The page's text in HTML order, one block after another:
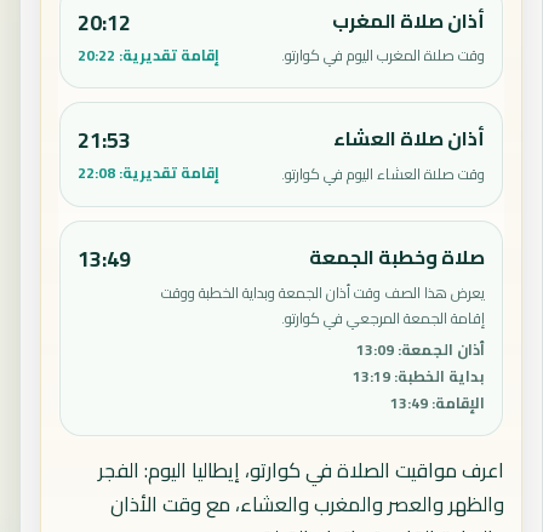
أذان صلاة المغرب
وقت صلاة المغرب اليوم في كوارتو.
20:12
إقامة تقديرية: 20:22
أذان صلاة العشاء
وقت صلاة العشاء اليوم في كوارتو.
21:53
إقامة تقديرية:22:08
صلاة وخطبة الجمعة
يعرض هذا الصف وقت أذان الجمعة وبداية الخطبة ووقت
إقامة الجمعة المرجعي في كوارتو.
أذان الجمعة:
13:09
بداية الخطبة:
13:19
الإقامة:
13:49
13:49
اعرف مواقيت الصلاة في كوارتو، إيطاليا اليوم: الفجر
والظهر والعصر والمغرب والعشاء، مع وقت الأذان